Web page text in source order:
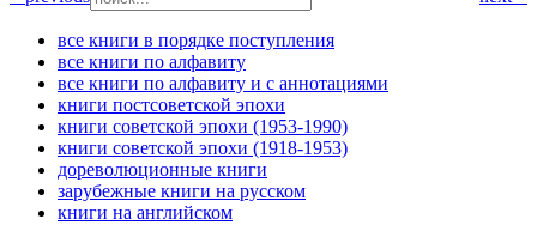
все книги в порядке поступления
все книги по алфавиту
все книги по алфавиту и с аннотациями
книги постсоветской эпохи
книги советской эпохи (1953-1990)
книги советской эпохи (1918-1953)
дореволюционные книги
зарубежные книги на русском
книги на английском